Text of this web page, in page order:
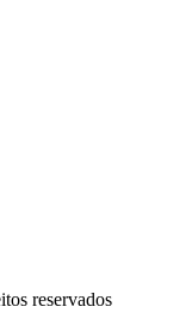
reservados